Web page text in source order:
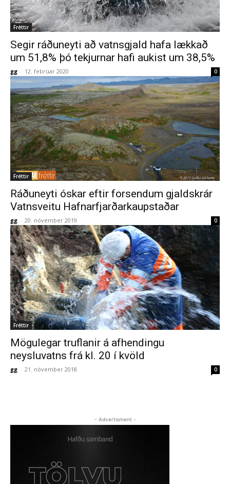
Fréttir
Segir ráðuneyti að vatnsgjald hafa lækkað
um 51,8% þó tekjurnar hafi aukist um 38,5%
gg - 12. febrúar 2020 0
Fréttir
Ráðuneyti óskar eftir forsendum gjaldskrár
Vatnsveitu Hafnarfjarðarkaupstaðar
gg - 20. nóvember 2019 0
Fréttir
Mögulegar truflanir á afhendingu
neysluvatns frá kl. 20 í kvöld
gg - 21. nóvember 2018 0
- Advertisment -